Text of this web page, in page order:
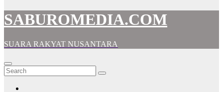
SABUROMEDIA.COM
SUARA RAKYAT NUSANTARA